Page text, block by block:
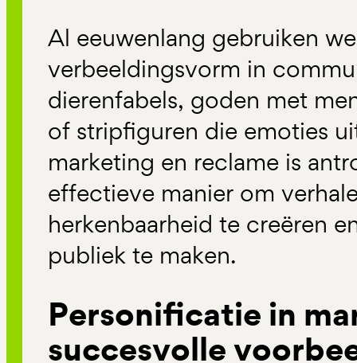
Al eeuwenlang gebruiken
verbeeldingsvorm in
dierenfabels, goden met
of stripfiguren die emoties
marketing en reclame is
effectieve manier om
herkenbaarheid te creëren
publiek te maken.
Personificatie in
succesvolle